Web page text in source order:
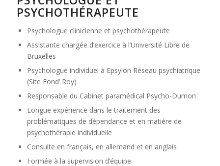
PSYCHOTHÉRAPEUTE
Psychologue clinicienne et psychothérapeute
Assistante chargée d’exercice à l’Université Libre de
Bruxelles
Psychologue individuel à Epsylon Réseau psychiatrique
(Site Fond’ Roy)
Responsable du Cabinet paramédical Psycho-Dumon
Longue expérience dans le traitement des
problématiques de dépendance et en matière de
psychothérapie individuelle
Consulte en français, en allemand et en anglais
Formée à la supervision d’équipe